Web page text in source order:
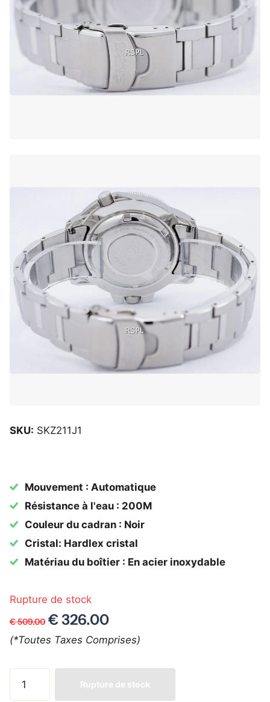
SKU: SKZ211J1
Mouvement : Automatique
Résistance à l'eau : 200M
Couleur du cadran : Noir
Cristal: Hardlex cristal
Matériau du boîtier : En acier inoxydable
Rupture de stock
€ 509.00 € 326.00
(*Toutes Taxes Comprises)
Rupture de stock